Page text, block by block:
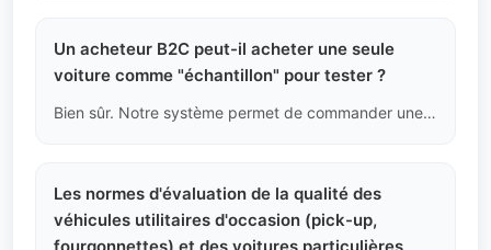
Un acheteur B2C peut-il acheter une seule
voiture comme "échantillon" pour tester ?
Bien sûr. Notre système permet de commander une seule unité. Cependant, objectivement, les frais d'expédition maritime, de traitement des documents et de dédouanement au port de destination pour une seule voiture sont très élevés. Nous conseillons aux acheteurs individuels de calculer le coût total avant de prendre une décision.
Les normes d'évaluation de la qualité des
véhicules utilitaires d'occasion (pick-up,